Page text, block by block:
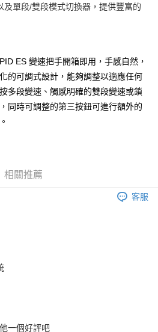
含以上)免運費
及單段/雙段模式切換器，提供豐富的
ES 變速把手開箱即用，手感自然，
的可調式設計，能夠調整以適應任何
多段變速、觸感明確的雙段變速或鎖
同時可調整的第三按鈕可進行額外的
相關推薦
客服
一個好評吧